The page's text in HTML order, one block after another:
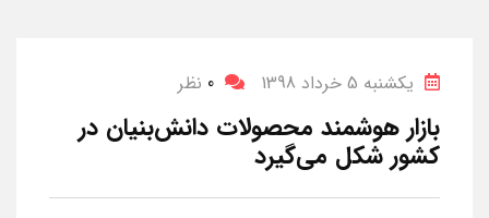
یکشنبه 5 خرداد 1398 0 نظر
بازار هوشمند محصولات دانش‌بنیان در
کشور شکل می‌گیرد